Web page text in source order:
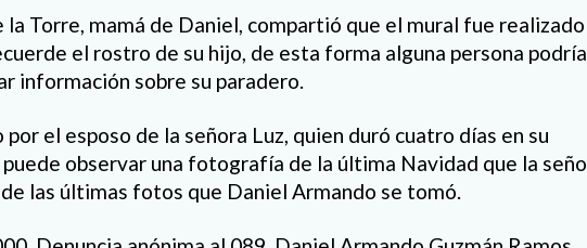
la Torre, mamá de Daniel, compartió que el mural fue
el rostro de su hijo, de esta forma alguna persona podría
información sobre su paradero.
el esposo de la señora Luz, quien duró cuatro días en su
puede observar una fotografía de la última Navidad que la
las últimas fotos que Daniel Armando se tomó.